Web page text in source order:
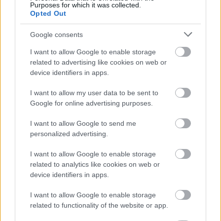
Purposes for which it was collected.
Opted Out
Google consents
I want to allow Google to enable storage
related to advertising like cookies on web or
device identifiers in apps.
I want to allow my user data to be sent to
Google for online advertising purposes.
I want to allow Google to send me
personalized advertising.
I want to allow Google to enable storage
related to analytics like cookies on web or
device identifiers in apps.
I want to allow Google to enable storage
related to functionality of the website or app.
μπει σε συναλλαγές και διαπραγματεύσεις, ενώ
λαμβάνει κυρίως υπόψιν «το συναισθηματικό
κλίμα» που επικρατεί εντός των κύκλων της
αγοράς. Πρόκειται για μια θεωρία που ισχυρίζεται
ότι η τιμή μιας μετοχής βασίζεται ή επηρεάζεται
από τησυμπεριφοράτων traders. Όταν η τιμή
μιας μετοχήςενισχύεται, υπάρχει μια
αίσθηση
αισιοδοξίαςκαι όσο ηθετική τάση
τελικά καταγράφεται ράλι.«Και μέχρι να συμβεί
αυτό, η μετοχή μπορεί να έχει ανέβει από 500%
έως 1.000% και όλοι να μιλούν γι' αυτήν, να γίνει
θέμα στις ειδήσεις και ούτω καθεξής. Για να έχετε
κέρδη, πρέπει να το προβλέψετε από πριν, αλλιώς
μετά θα είναι αργά»συμβουλεύει,
συμπληρώνοντας πως χρειάζεται υπομονή,